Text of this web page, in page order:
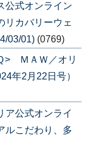
公式オンライン
カバリーウェ
03/01) (0769)
> ＭＡＷ／オリ
年2月22日号）
ア公式オンライ
ルこだわり、多